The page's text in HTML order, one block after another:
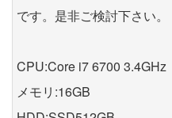
です。是非ご検討下さい。
CPU:Core i7 6700 3.4GHz
メモリ:16GB